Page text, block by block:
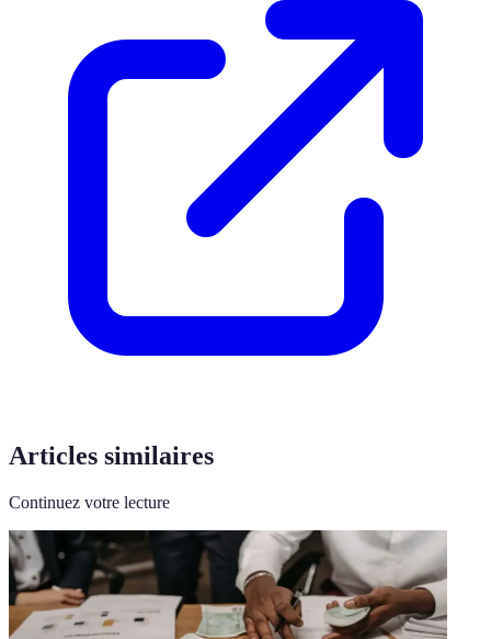
Articles similaires
Continuez votre lecture